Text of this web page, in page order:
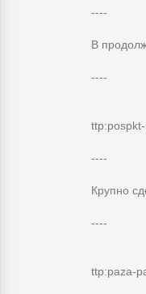
----
В
----
----
Крупно
----
ttp:paza-